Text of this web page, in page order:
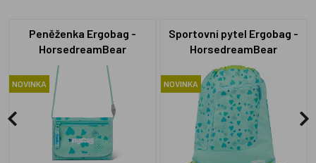
Peněženka Ergobag -
HorsedreamBear
NOVINKA
Sportovní pytel Ergobag -
HorsedreamBear
NOVINKA